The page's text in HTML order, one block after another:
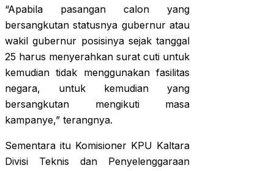
“Apabila pasangan calon yang
bersangkutan statusnya gubernur atau
wakil gubernur posisinya sejak tanggal
25 harus menyerahkan surat cuti untuk
kemudian tidak menggunakan fasilitas
negara, untuk kemudian yang
bersangkutan mengikuti masa
kampanye,” terangnya.
Sementara itu Komisioner KPU Kaltara
Divisi Teknis dan Penyelenggaraan